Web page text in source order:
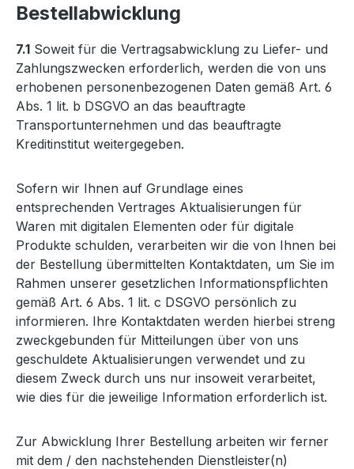
Bestellabwicklung
7.1 Soweit für die Vertragsabwicklung zu Liefer- und
Zahlungszwecken erforderlich, werden die von uns
erhobenen personenbezogenen Daten gemäß Art. 6
Abs. 1 lit. b DSGVO an das beauftragte
Transportunternehmen und das beauftragte
Kreditinstitut weitergegeben.
Sofern wir Ihnen auf Grundlage eines
entsprechenden Vertrages Aktualisierungen für
Waren mit digitalen Elementen oder für digitale
Produkte schulden, verarbeiten wir die von Ihnen bei
der Bestellung übermittelten Kontaktdaten, um Sie im
Rahmen unserer gesetzlichen Informationspflichten
gemäß Art. 6 Abs. 1 lit. c DSGVO persönlich zu
informieren. Ihre Kontaktdaten werden hierbei streng
zweckgebunden für Mitteilungen über von uns
geschuldete Aktualisierungen verwendet und zu
diesem Zweck durch uns nur insoweit verarbeitet,
wie dies für die jeweilige Information erforderlich ist.
Zur Abwicklung Ihrer Bestellung arbeiten wir ferner
mit dem / den nachstehenden Dienstleister(n)